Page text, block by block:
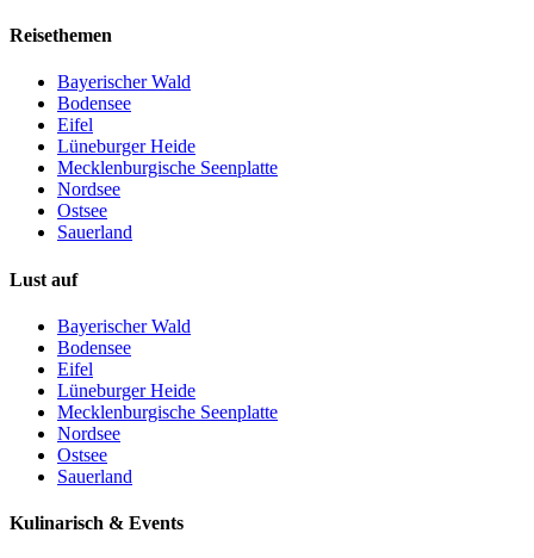
Reisethemen
Bayerischer Wald
Bodensee
Eifel
Lüneburger Heide
Mecklenburgische Seenplatte
Nordsee
Ostsee
Sauerland
Lust auf
Bayerischer Wald
Bodensee
Eifel
Lüneburger Heide
Mecklenburgische Seenplatte
Nordsee
Ostsee
Sauerland
Kulinarisch & Events